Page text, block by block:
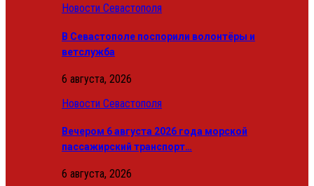
Новости Севастополя
В Севастополе поспорили волонтёры и
ветслужба
6 августа, 2026
Новости Севастополя
Вечером 6 августа 2026 года морской
пассажирский транспорт…
6 августа, 2026